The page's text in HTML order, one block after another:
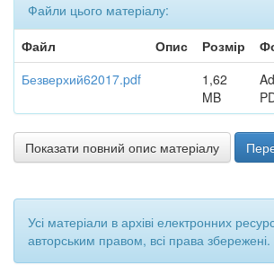
Файли цього матеріалу:
Файл
Опис Розмір
Безверхий62017.pdf
1,62
MB
Показати повний опис матеріалу
Усі матеріали в архіві електронних
авторським правом, всі права збережені.